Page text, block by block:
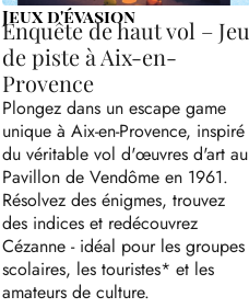
Jeux d'évasion
Enquête de haut vol – Jeu
de piste à Aix-en-
Provence
Plongez dans un escape game
unique à Aix-en-Provence, inspiré
du véritable vol d'œuvres d'art au
Pavillon de Vendôme en 1961.
Résolvez des énigmes, trouvez
des indices et redécouvrez
Cézanne - idéal pour les groupes
scolaires, les touristes* et les
amateurs de culture.